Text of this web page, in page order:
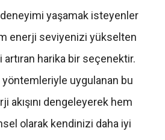
yaşamak isteyenler
enerji seviyenizi yükselten
harika bir seçenektir.
yöntemleriyle uygulanan bu
akışını dengeleyerek hem
olarak kendinizi daha iyi